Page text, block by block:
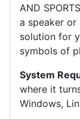
AND
a speaker or
solution for
symbols of
System
where it
Windows,